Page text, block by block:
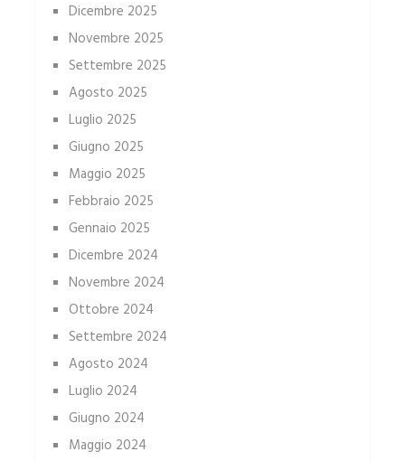
Dicembre 2025
Novembre 2025
Settembre 2025
Agosto 2025
Luglio 2025
Giugno 2025
Maggio 2025
Febbraio 2025
Gennaio 2025
Dicembre 2024
Novembre 2024
Ottobre 2024
Settembre 2024
Agosto 2024
Luglio 2024
Giugno 2024
Maggio 2024